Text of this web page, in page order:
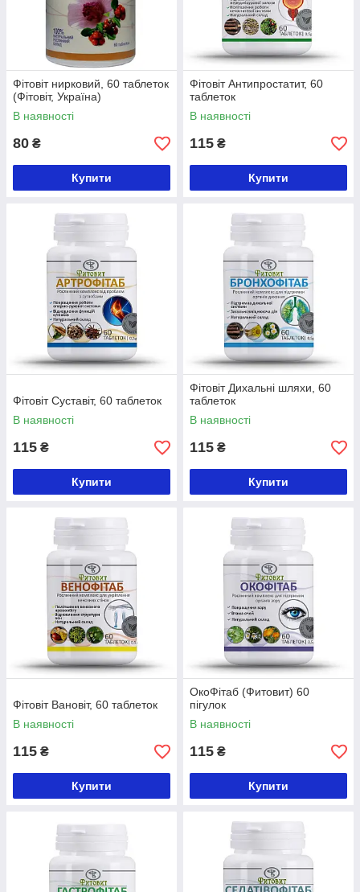
Фітовіт нирковий, 60 таблеток
(Фітовіт, Україна)
В наявності
80 ₴
Купити
Фітовіт Антипростатит, 60
таблеток
В наявності
115 ₴
Купити
Фітовіт Суставіт, 60 таблеток
В наявності
115 ₴
Купити
Фітовіт Дихальні шляхи, 60
таблеток
В наявності
115 ₴
Купити
Фітовіт Вановіт, 60 таблеток
В наявності
115 ₴
Купити
ОкоФітаб (Фитовит) 60
пігулок
В наявності
115 ₴
Купити